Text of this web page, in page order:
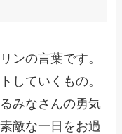
ンの言葉です。
していくもの。
みなさんの勇気
敵な一日をお過